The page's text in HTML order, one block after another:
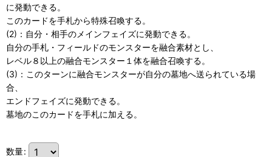
に発動できる。
このカードを手札から特殊召喚する。
(2)：自分・相手のメインフェイズに発動できる。
自分の手札・フィールドのモンスターを融合素材とし、
レベル８以上の融合モンスター１体を融合召喚する。
(3)：このターンに融合モンスターが自分の墓地へ送られている場
合、
エンドフェイズに発動できる。
墓地のこのカードを手札に加える。
数量: